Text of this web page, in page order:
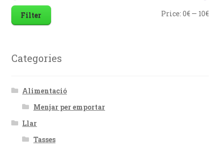
Filter Price:0€ — 10€
Categories
Alimentació
Menjar per emportar
Llar
Tasses